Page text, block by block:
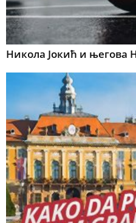
Никола Јокић и његова